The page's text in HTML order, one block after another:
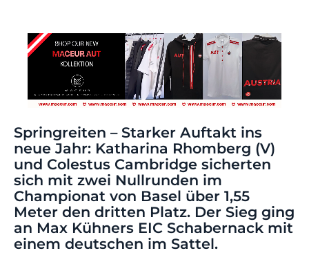
Springreiten – Starker Auftakt ins
neue Jahr: Katharina Rhomberg (V)
und Colestus Cambridge sicherten
sich mit zwei Nullrunden im
Championat von Basel über 1,55
Meter den dritten Platz. Der Sieg ging
an Max Kühners EIC Schabernack mit
einem deutschen im Sattel.